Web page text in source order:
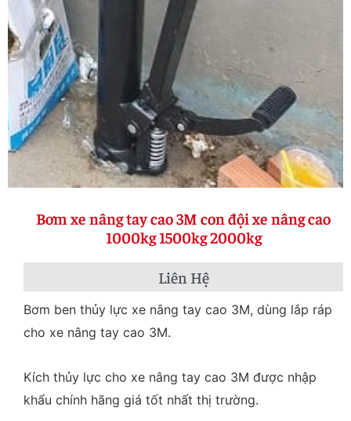
Bơm xe nâng tay cao 3M con đội xe nâng cao
1000kg 1500kg 2000kg
Liên Hệ
Bơm ben thủy lực xe nâng tay cao 3M, dùng lắp ráp
cho xe nâng tay cao 3M.
Kích thủy lực cho xe nâng tay cao 3M được nhập
khẩu chính hãng giá tốt nhất thị trường.